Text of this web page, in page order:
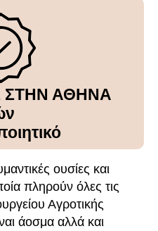
ΣΤΗΝ ΑΘΗΝΑ
ουσίες και
πληρούν όλες τις
Αγροτικής
άοσμα αλλά και